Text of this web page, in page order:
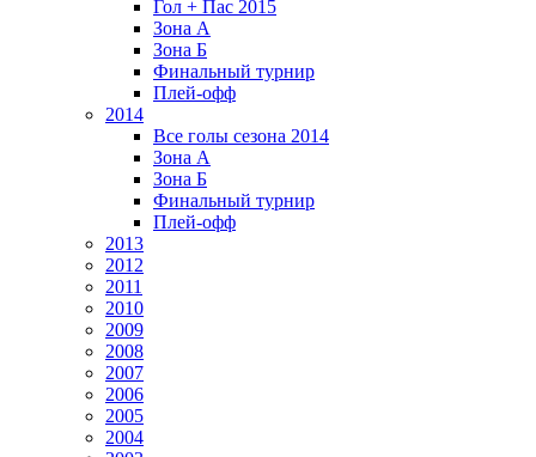
Гол + Пас 2015
Зона А
Зона Б
Финальный турнир
Плей-офф
2014
Все голы сезона 2014
Зона А
Зона Б
Финальный турнир
Плей-офф
2013
2012
2011
2010
2009
2008
2007
2006
2005
2004